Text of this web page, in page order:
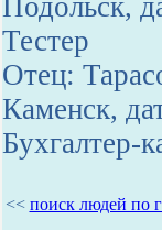
Подольск,
Тестер
Отец:
Каменск,
Бухгалтер-
<< поиск людей по